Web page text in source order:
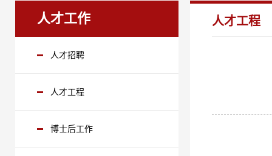
人才工作
人才招聘
人才工程
博士后工作
人才工程